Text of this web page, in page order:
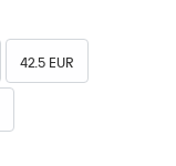
42.5 EUR